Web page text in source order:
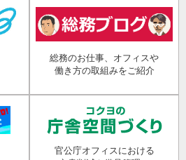
総務のお仕事、オフィスや
働き方の取組みをご紹介
官公庁オフィスにおける